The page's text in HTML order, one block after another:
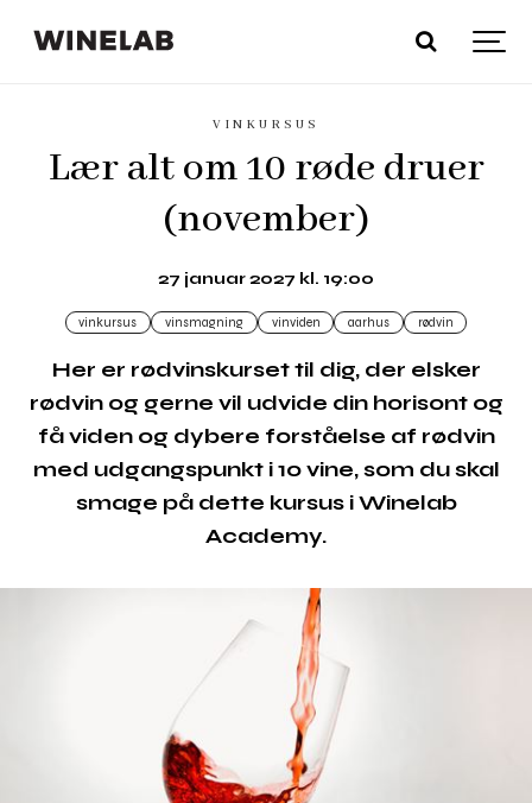
VINKURSUS
Lær alt om 10 røde druer
(november)
27 januar 2027 kl. 19:00
vinkursus vinsmagning vinviden aarhus rødvin
Her er rødvinskurset til dig, der elsker
rødvin og gerne vil udvide din horisont og
få viden og dybere forståelse af rødvin
med udgangspunkt i 10 vine, som du skal
smage på dette kursus i Winelab
Academy.